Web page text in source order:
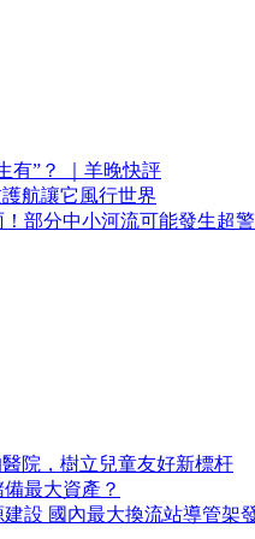
有”？ ｜羊晚快評
航讓它風行世界
部分中小河流可能發生超
院，樹立兒童友好新標杆
最大資產？
設 國內最大換流站導管架